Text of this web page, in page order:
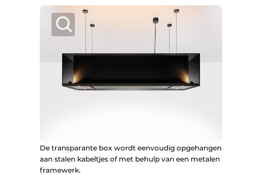
De transparante box wordt eenvoudig opgehangen
aan stalen kabeltjes of met behulp van een metalen
framewerk.